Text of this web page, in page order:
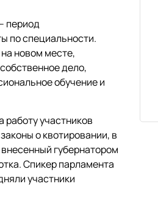
период
по специальности.
новом месте,
дело,
обучение и
участников
о квотировании, в
губернатором
Спикер парламента
участники